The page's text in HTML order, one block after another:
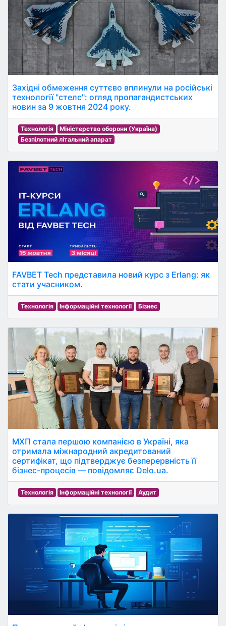
Західні обмеження суттєво вплинули на російські
технології "стелс": огляд пропагандистських
новин за 9 жовтня 2024 року.
Технологія
Міністерство оборони (Україна)
Безпілотний літальний апарат
FAVBET Tech представила новий курс з Erlang: як
стати учасником.
Технологія Інформаційні технології Бізнес
МХП стала першою компанією в Україні, яка
отримала міжнародний акредитований
сертифікат, що підтверджує безперервність її
бізнес-процесів — повідомляє Delo.ua.
Технологія Інформаційні технології Аудит